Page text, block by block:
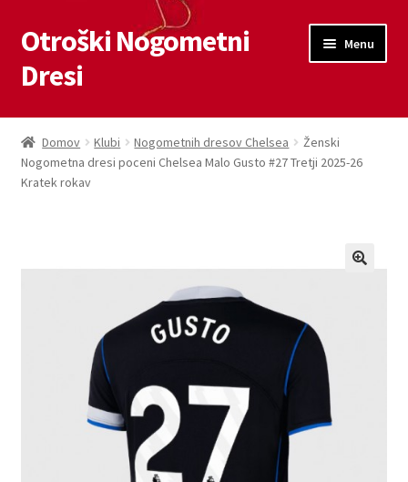
Skip
to
navigation
Skip
to
content
Otroški Nogometni
Dresi
Menu
Domov
Blog
Zaključek nakupa
Domov Klubi Nogometnih dresov Chelsea
Ženski
Nogometna dresi poceni Chelsea Malo Gusto #27 Tretji 2025-26
Kratek rokav